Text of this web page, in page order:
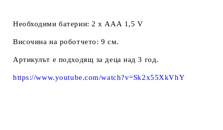
Необходими батерии: 2 х ААА 1,5 V
Височина на роботчето: 9 см.
Артикулът е подходящ за деца над 3 год.
https://www.youtube.com/watch?v=Sk2x55XkVhY